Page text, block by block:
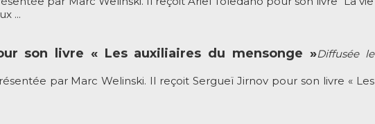
...
son livre « Les auxiliaires du mensonge »Diffusée le
par Marc Welinski. Il reçoit Sergueï Jirnov pour son livre « Les